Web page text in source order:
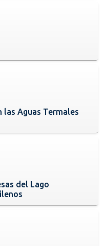
las Aguas Termales
del Lago